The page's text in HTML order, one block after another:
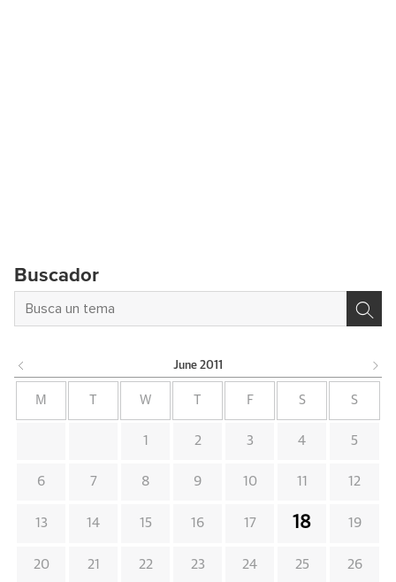
Buscador
June 2011
M W F S S
1 2 3 4 5
6 7 8 9 10 11 12
13 14 15 16 17 18 19
20 21 22 23 24 25 26